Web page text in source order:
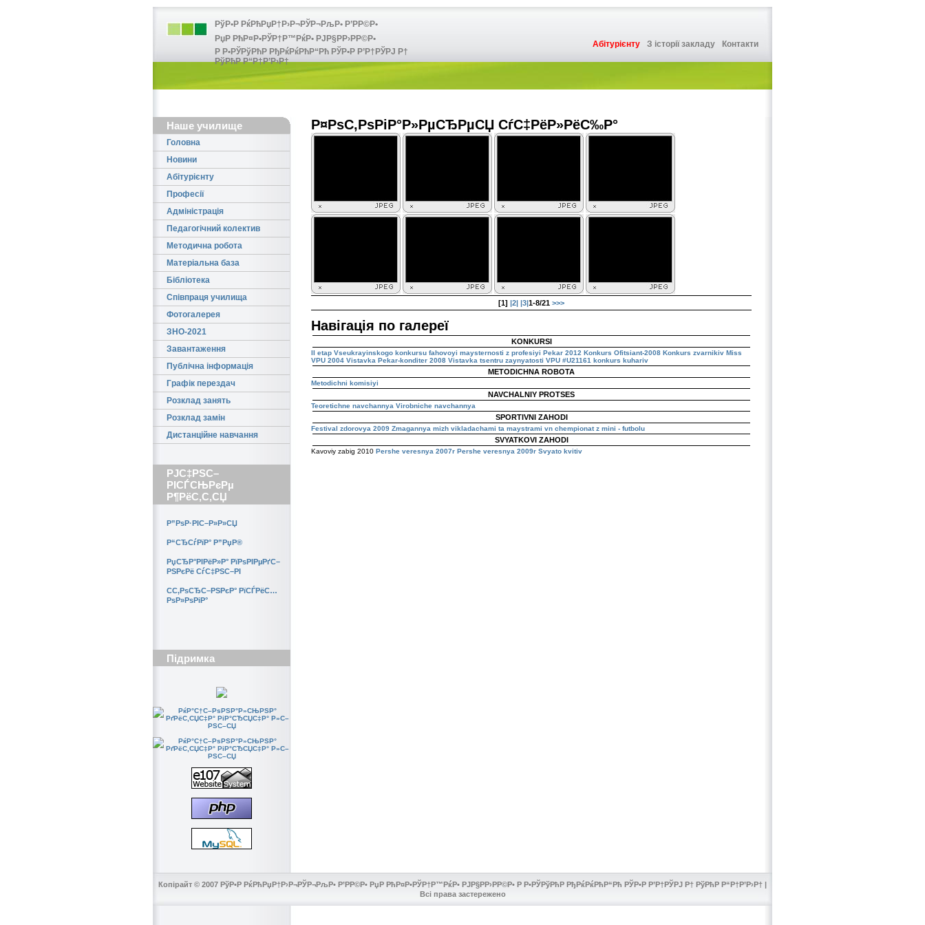
РўР•Р РќРћРџР†Р›Р¬РЎР¬РљР• Р’РР©Р•
РџР РћР¤Р•РЎР†Р™РќР• РЈР§РР›РР©Р•
Р Р•РЎРўРћР РђРќРќРћР“Рћ РЎР•Р Р’Р†РЎРЈ Р†
РўРћР Р“Р†Р’Р›Р†
Абітурієнту З історії закладу Контакти
Наше училище
Головна
Новини
Абітурієнту
Професії
Адміністрація
Педагогічний колектив
Методична робота
Матеріальна база
Бібліотека
Співпраця училища
Фотогалерея
ЗНО-2021
Завантаження
Публічна інформація
Графік перездач
Розклад занять
Розклад замін
Дистанційне навчання
РЈС‡РЅС–
РІСЃСЊРєРµ
Р¶РёС‚С‚СЏ
Р”РѕР·РІС–Р»Р»СЏ
Р“СЂСѓРїР° Р”РџР®
РџСЂР°РІРёР»Р° РїРѕРІРµРґС–
РЅРєРё СѓС‡РЅС–РІ
CС‚РѕСЂС–РЅРєР° РїСЃРёС…
РѕР»РѕРіР°
Підримка
Р¤РѕС‚РѕРіР°Р»РµСЂРµСЏ СѓС‡РёР»РёС‰Р°
[1] |2| |3|1-8/21 >>>
Навігація по галереї
KONKURSI
II etap Vseukrayinskogo konkursu fahovoyi maysternosti z profesiyi Pekar 2012 Konkurs Ofitsiant-2008 Konkurs zvarnikiv Miss
VPU 2004 Vistavka Pekar-konditer 2008 Vistavka tsentru zaynyatosti VPU #U21161 konkurs kuhariv
METODICHNA ROBOTA
Metodichni komisiyi
NAVCHALNIY PROTSES
Teoretichne navchannya Virobniche navchannya
SPORTIVNI ZAHODI
Festival zdorovya 2009 Zmagannya mizh vikladachami ta maystrami vn chempionat z mini - futbolu
SVYATKOVI ZAHODI
Kavoviy zabig 2010 Pershe veresnya 2007r Pershe veresnya 2009r Svyato kvitiv
Копірайт © 2007 РўР•Р РќРћРџР†Р›Р¬РЎР¬РљР• Р’РР©Р• РџР РћР¤Р•РЎР†Р™РќР• РЈР§РР›РР©Р• Р Р•РЎРўРћР РђРќРќРћР“Рћ РЎР•Р Р’Р†РЎРЈ Р† РўРћР Р“Р†Р’Р›Р† |
Всі права застережено